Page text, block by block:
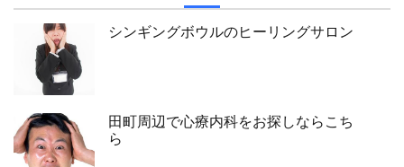
シンギングボウルのヒーリングサロン
田町周辺で心療内科をお探しならこち
ら